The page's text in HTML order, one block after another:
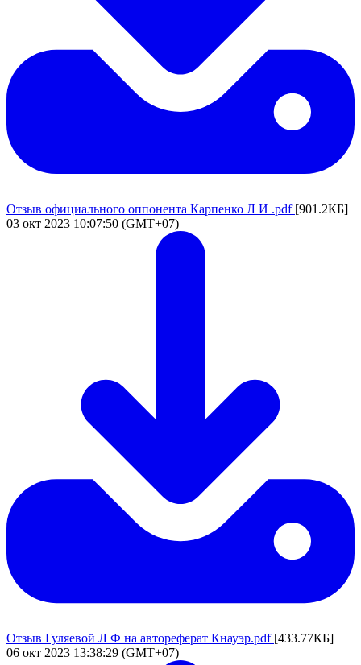
Отзыв официального оппонента Карпенко Л И .pdf [901.2КБ]
03 окт 2023 10:07:50 (GMT+07)
Отзыв Гуляевой Л Ф на автореферат Кнауэр.pdf [433.77КБ]
06 окт 2023 13:38:29 (GMT+07)